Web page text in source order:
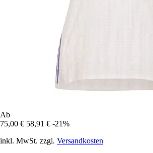
Ab
75,00 € 58,91 € -21%
inkl. MwSt. zzgl. Versandkosten